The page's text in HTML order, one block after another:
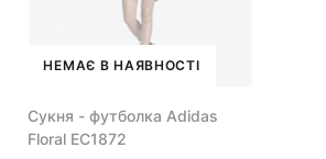
НЕМАЄ В НАЯВНОСТІ
Сукня - футболка Adidas
Floral EC1872